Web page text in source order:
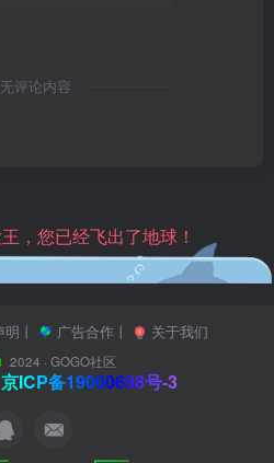
评论内容
，您已经飞出了地球！
明 丨 广告合作丨 关于我们
2024 ·GOGO社区
ICP备19000698号-3